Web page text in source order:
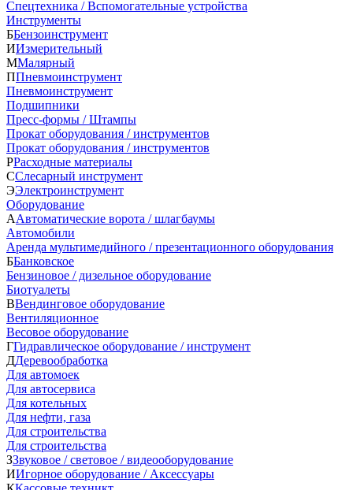
Спецтехника / Вспомогательные устройства
Инструменты
ББензоинструмент
ИИзмерительный
ММалярный
ППневмоинструмент
Пневмоинструмент
Подшипники
Пресс-формы / Штампы
Прокат оборудования / инструментов
Прокат оборудования / инструментов
РРасходные материалы
ССлесарный инструмент
ЭЭлектроинструмент
Оборудование
ААвтоматические ворота / шлагбаумы
Автомобили
Аренда мультимедийного / презентационного оборудования
ББанковское
Бензиновое / дизельное оборудование
Биотуалеты
ВВендинговое оборудование
Вентиляционное
Весовое оборудование
ГГидравлическое оборудование / инструмент
ДДеревообработка
Для автомоек
Для автосервиса
Для котельных
Для нефти, газа
Для строительства
Для строительства
ЗЗвуковое / световое / видеооборудование
ИИгорное оборудование / Аксессуары